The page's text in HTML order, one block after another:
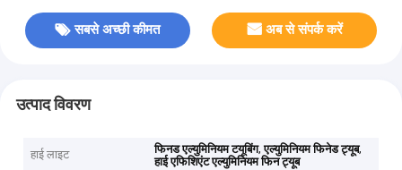
सबसे अच्छी कीमत अब से संपर्क करें
उत्पाद विवरण
हाई लाइट फिनड एल्युमिनियम टयूबिंग,एल्युमिनियम फिनेड ट्यूब,
हाई एफिशिएंट एल्युमिनियम फिन ट्यूब